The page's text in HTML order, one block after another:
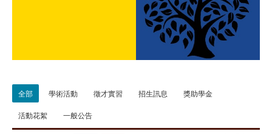
全部 學術活動 徵才實習 招生訊息 獎助學金
活動花絮 一般公告